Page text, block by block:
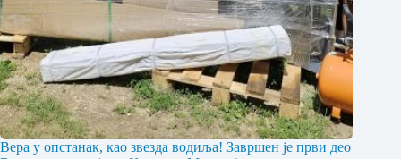
Вера у опстанак, као звезда водиља! Завршен је први део